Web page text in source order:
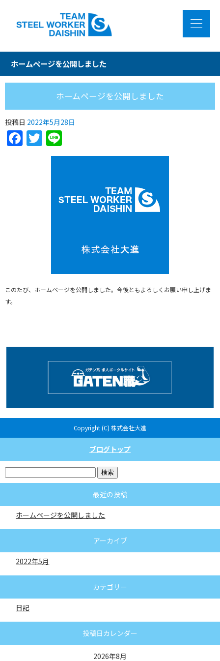
ホームページを公開しました
ホームページを公開しました
投稿日 2022年5月28日
Facebook
Twitter
このたび、ホームページを公開しました。今後ともよろしくお願い申し上げま
す。
Copyright (C) 株式会社大進
ブログトップ
最近の投稿
ホームページを公開しました
アーカイブ
2022年5月
カテゴリー
日記
投稿日カレンダー
2026年8月